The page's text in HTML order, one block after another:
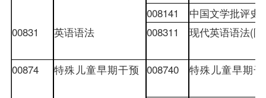
008141
中国文学批评史
00831
英语语法 008311 现代英语语法(
00874 特殊儿童早期干预 008740 特殊儿童早期